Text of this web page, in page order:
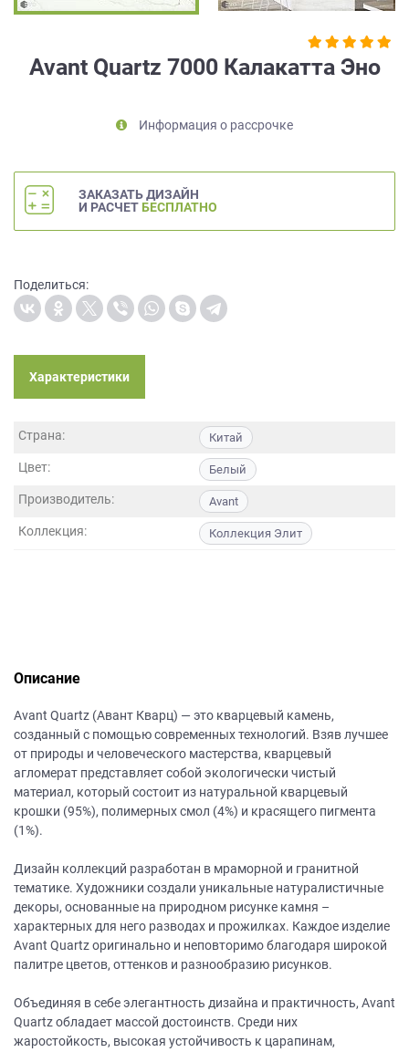
Avant Quartz 7000 Калакатта Эно
Информация о рассрочке
ЗАКАЗАТЬ ДИЗАЙН
И РАСЧЕТ БЕСПЛАТНО
Поделиться:
Характеристики
Страна: Китай
Цвет: Белый
Производитель: Avant
Коллекция: Коллекция Элит
Описание
Avant Quartz (Авант Кварц) — это кварцевый камень,
созданный с помощью современных технологий. Взяв лучшее
от природы и человеческого мастерства, кварцевый
агломерат представляет собой экологически чистый
материал, который состоит из натуральной кварцевый
крошки (95%), полимерных смол (4%) и красящего пигмента
(1%).
Дизайн коллекций разработан в мраморной и гранитной
тематике. Художники создали уникальные натуралистичные
декоры, основанные на природном рисунке камня –
характерных для него разводах и прожилках. Каждое изделие
Avant Quartz оригинально и неповторимо благодаря широкой
палитре цветов, оттенков и разнообразию рисунков.
Объединяя в себе элегантность дизайна и практичность, Avant
Quartz обладает массой достоинств. Среди них
жаростойкость, высокая устойчивость к царапинам,
на
данных,
персональных
данных
порядке
Политики
обработки
персональных